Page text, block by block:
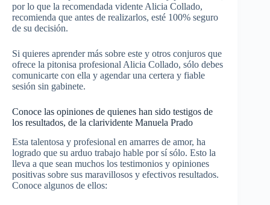
por lo que la recomendada vidente Alicia Collado,
recomienda que antes de realizarlos, esté 100% seguro
de su decisión.
Si quieres aprender más sobre este y otros conjuros que
ofrece la pitonisa profesional Alicia Collado, sólo debes
comunicarte con ella y agendar una certera y fiable
sesión sin gabinete.
Conoce las opiniones de quienes han sido testigos de
los resultados, de la clarividente Manuela Prado
Esta talentosa y profesional en amarres de amor, ha
logrado que su arduo trabajo hable por sí sólo. Esto la
lleva a que sean muchos los testimonios y opiniones
positivas sobre sus maravillosos y efectivos resultados.
Conoce algunos de ellos: